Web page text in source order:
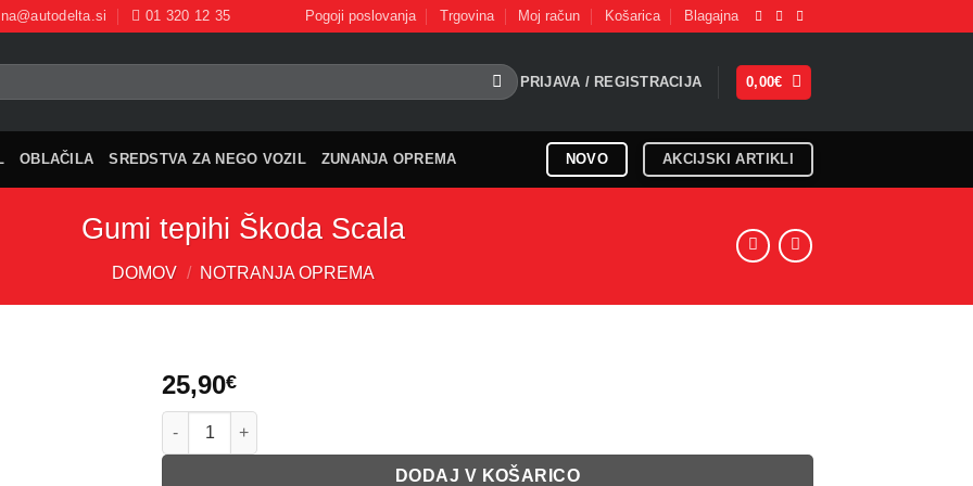
01 320 12 35 Pogoji poslovanja Trgovina Moj račun Košarica Blagajna
PRIJAVA / REGISTRACIJA 0,00€
OBLAČILA SREDSTVA ZA NEGO VOZIL ZUNANJA OPREMA NOVO AKCIJSKI ARTIKLI
Gumi tepihi Škoda Scala
DOMOV / NOTRANJA OPREMA
25,90€
Gumi tepihi Škoda Scala količina
DODAJ V KOŠARICO